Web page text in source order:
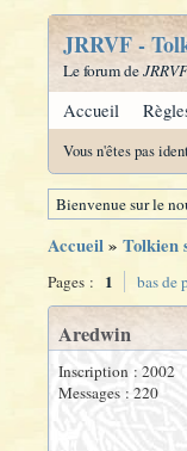
JRRVF -
Le forum deJRRVF
Accueil
Vous n'êtes pas
Bienvenue sur le
Accueil» Tolkien
Pages : 1 bas de
Aredwin
Inscription : 2002
Messages : 220